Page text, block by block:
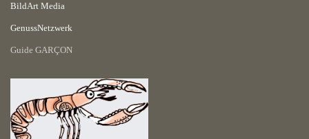
BildArt Media
GenussNetzwerk
Guide GARÇON